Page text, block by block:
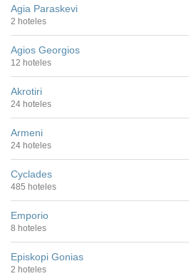
Agia Paraskevi
2 hoteles
Agios Georgios
12 hoteles
Akrotiri
24 hoteles
Armeni
24 hoteles
Cyclades
485 hoteles
Emporio
8 hoteles
Episkopi Gonias
2 hoteles